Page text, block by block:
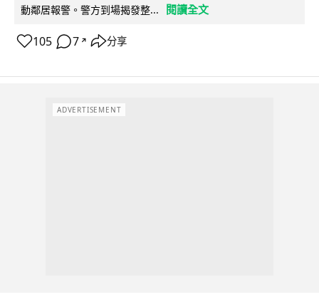
動鄰居報警。警方到場揭發整...
閱讀全文
105 7 ↗ 分享
ADVERTISEMENT